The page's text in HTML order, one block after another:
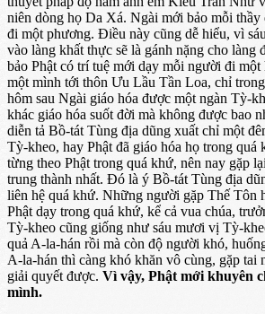
niên dòng họ Da Xá. Ngài mới bảo mỗi thầy
đi một phương. Điều này cũng dễ hiểu, vì
vào làng khất thực sẽ là gánh nặng cho làng
bảo Phật có trí tuệ mới dạy mỗi người đi một
một mình tới thôn Ưu Lầu Tần Loa, chỉ
hôm sau Ngài giáo hóa được một ngàn Tỳ-
khác giáo hóa suốt đời mà không được bao
diễn tả Bồ-tát Tùng địa dũng xuất chỉ một
Tỳ-kheo, hay Phật đã giáo hóa họ trong quá
từng theo Phật trong quá khứ, nên nay gặp
trung thành nhất. Đó là ý Bồ-tát Tùng địa
liên hệ quá khứ. Những người gặp Thế Tôn
Phật dạy trong quá khứ, kể cả vua chúa,
Tỳ-kheo cũng giống như sáu mươi vị Tỳ-
quả A-la-hán rồi mà còn độ người khó,
A-la-hán thì càng khó khăn vô cùng, gặp tai
giải quyết được. Vì vậy, Phật mới khuyên
mình.